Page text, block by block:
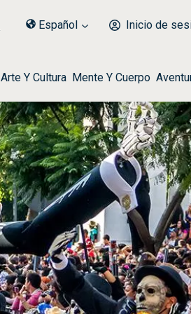
Español Inicio de
Arte Y Cultura Mente Y Cuerpo